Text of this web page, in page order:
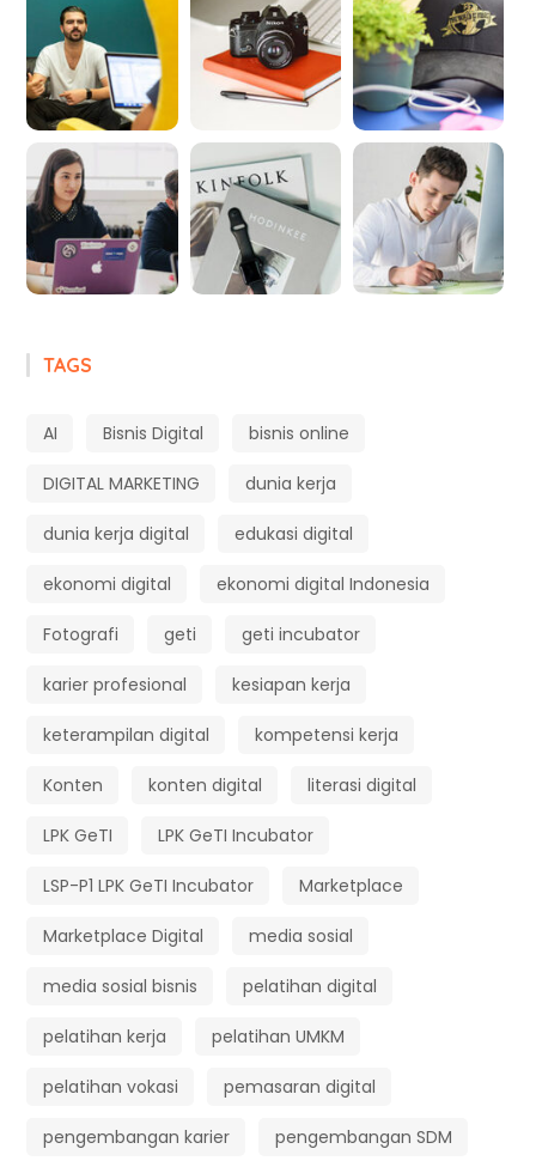
TAGS
AI Bisnis Digital bisnis online
DIGITAL MARKETING dunia kerja
dunia kerja digital edukasi digital
ekonomi digital ekonomi digital Indonesia
Fotografi geti geti incubator
karier profesional kesiapan kerja
keterampilan digital kompetensi kerja
Konten konten digital literasi digital
LPK GeTI LPK GeTI Incubator
LSP-P1 LPK GeTI Incubator Marketplace
Marketplace Digital media sosial
media sosial bisnis pelatihan digital
pelatihan kerja pelatihan UMKM
pelatihan vokasi pemasaran digital
pengembangan karier pengembangan SDM